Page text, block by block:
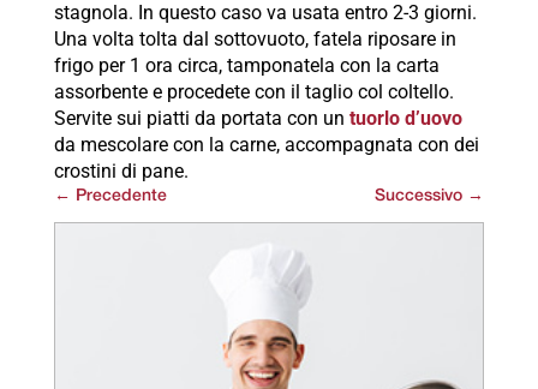
stagnola. In questo caso va usata entro 2-3 giorni.
Una volta tolta dal sottovuoto, fatela riposare in
frigo per 1 ora circa, tamponatela con la carta
assorbente e procedete con il taglio col coltello.
Servite sui piatti da portata con un tuorlo d’uovo
da mescolare con la carne, accompagnata con dei
crostini di pane.
← Precedente Successivo →